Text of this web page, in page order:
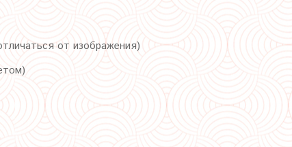
от изображения)